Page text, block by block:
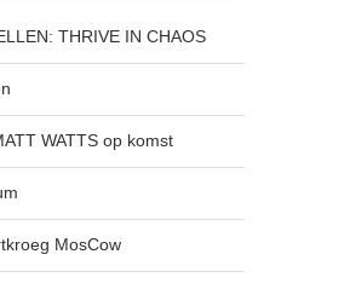
THRIVE IN CHAOS
WATTS op komst
MosCow